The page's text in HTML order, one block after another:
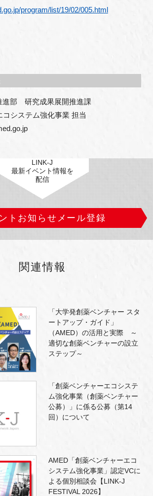
program/list/19/02/005.html
部　研究成果展開推進課
システム強化事業 担当
LINK-J
最新イベント情報を
配信
トお知らせメール登録
関連情報
「大学発創薬ベンチャー スタ
ートアップ・ガイド」
（AMED）の活用と実際 ～
適切な創薬ベンチャーの設立
ステップ～
「創薬ベンチャーエコシステ
ム強化事業（創薬ベンチャー
公募）」に係る公募（第14
回）について
AMED「創薬ベンチャーエコ
システム強化事業」認定VCに
よる個別相談会【LINK-J
FESTIVAL 2026】